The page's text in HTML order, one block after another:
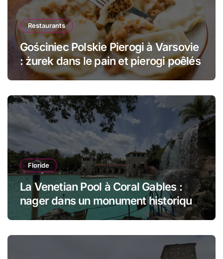
Restaurants
Gościniec Polskie Pierogi à Varsovie
: żurek dans le pain et pierogi poêlés
Floride
La Venetian Pool à Coral Gables :
nager dans un monument historique
de Miami